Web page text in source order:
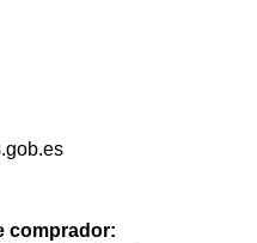
comprador: